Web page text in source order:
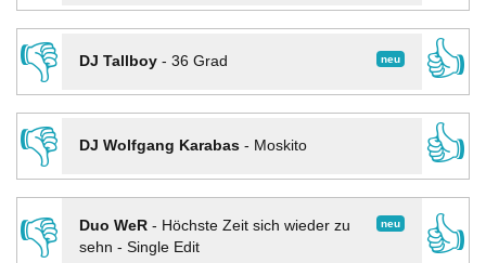
👎
neu
DJ Tallboy- 36 Grad
👍
👎
DJ Wolfgang Karabas- Moskito
👍
👎
neu
Duo WeR- Höchste Zeit sich wieder zu
sehn - Single Edit
👍